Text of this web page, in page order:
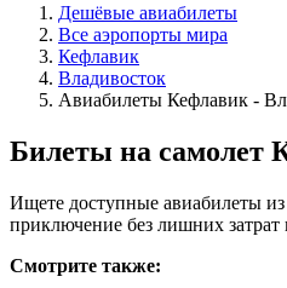
Дешёвые авиабилеты
Все аэропорты мира
Кефлавик
Владивосток
Авиабилеты Кефлавик -
Билеты на самолет
Ищете доступные авиабилеты
приключение без лишних затрат
Смотрите также: